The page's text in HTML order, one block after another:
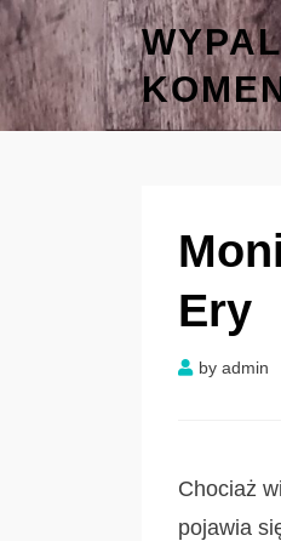
Ery
by admin
Chociaż
pojawia